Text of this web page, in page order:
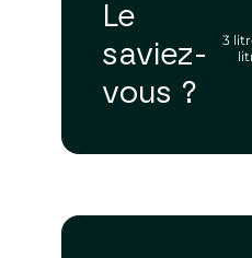
Le
saviez-
vous ?
3